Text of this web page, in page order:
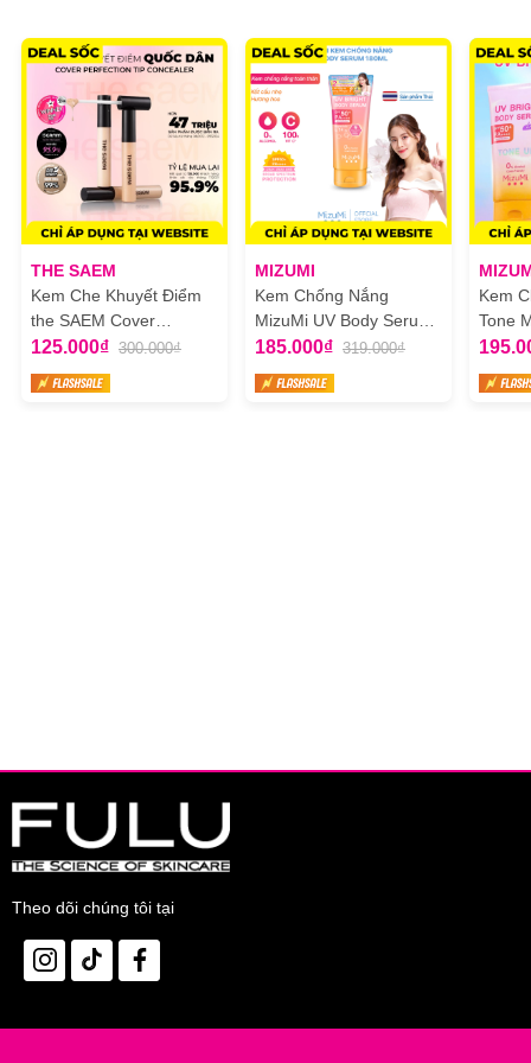
THE SAEM
Kem Che Khuyết Điểm
the SAEM Cover
Perfection Tip Concealer
6.5g
125.000₫ 300.000₫
MIZUMI
Kem Chống Nắng
MizuMi UV Body Serum
180ml
185.000₫ 319.000₫
Kem
Tone
Body
120ml
Theo dõi chúng tôi tại